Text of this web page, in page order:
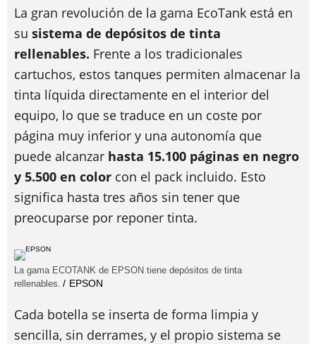
La gran revolución de la gama EcoTank está en
su sistema de depósitos de tinta
rellenables. Frente a los tradicionales
cartuchos, estos tanques permiten almacenar la
tinta líquida directamente en el interior del
equipo, lo que se traduce en un coste por
página muy inferior y una autonomía que
puede alcanzar hasta 15.100 páginas en negro
y 5.500 en color con el pack incluido. Esto
significa hasta tres años sin tener que
preocuparse por reponer tinta.
La gama ECOTANK de EPSON tiene depósitos de tinta
rellenables.
EPSON
Cada botella se inserta de forma limpia y
sencilla, sin derrames, y el propio sistema se